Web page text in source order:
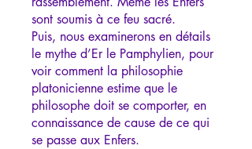
sont soumis à ce feu sacré.
Puis, nous examinerons en détails
le mythe d’Er le Pamphylien, pour
voir comment la philosophie
platonicienne estime que le
philosophe doit se comporter, en
connaissance de cause de ce qui
se passe aux Enfers.